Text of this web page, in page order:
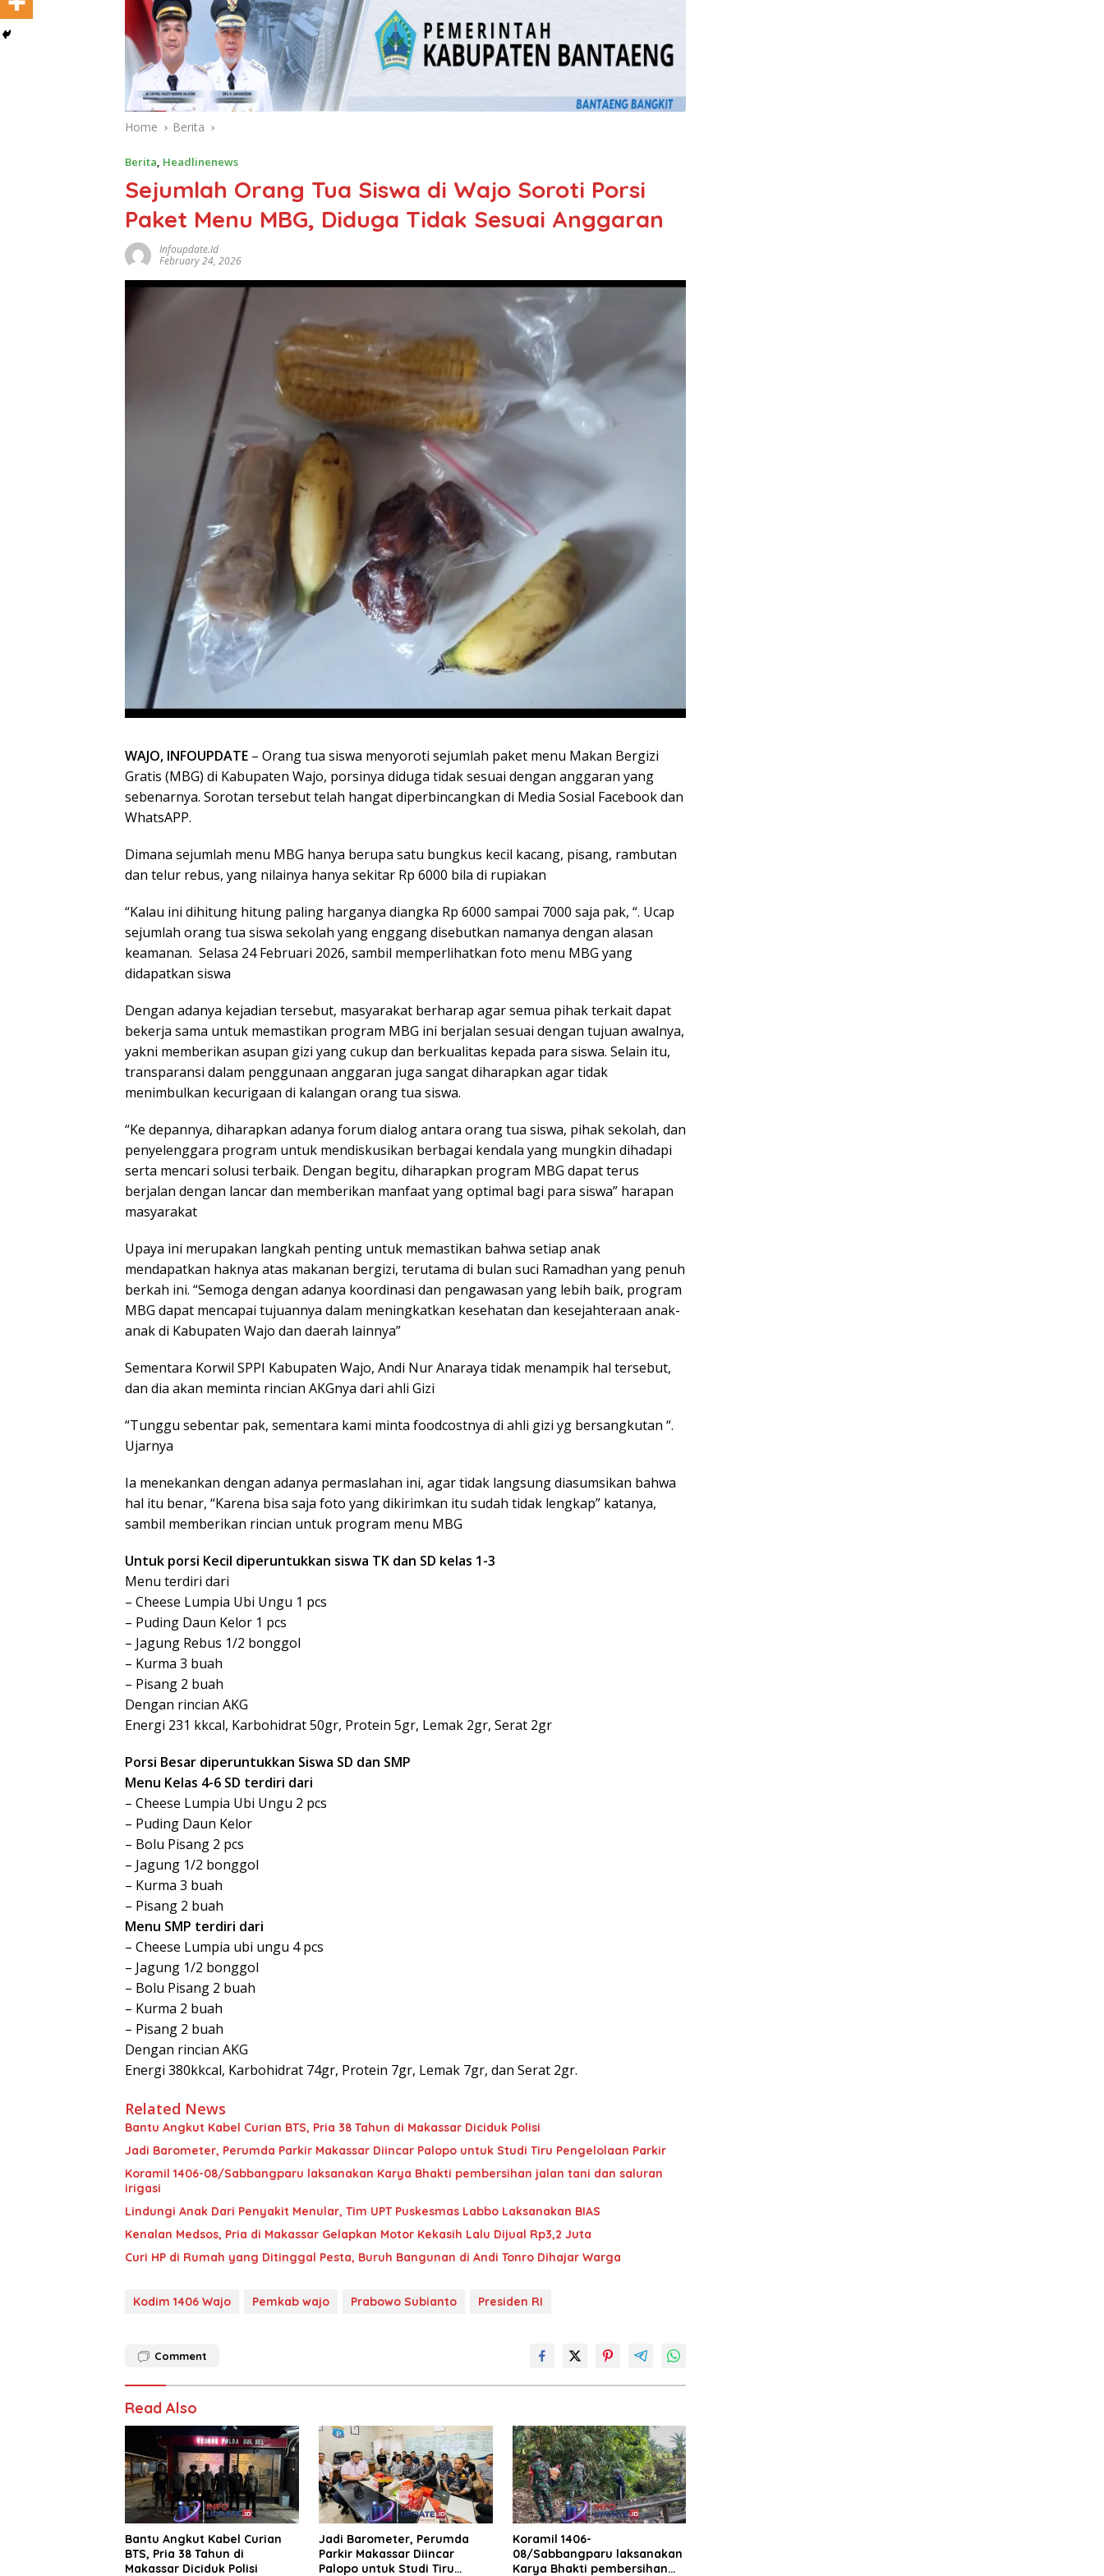
Home Berita
Berita, Headlinenews
Sejumlah Orang Tua Siswa di Wajo Soroti Porsi
Paket Menu MBG, Diduga Tidak Sesuai Anggaran
Infoupdate.id
February 24, 2026
WAJO, INFOUPDATE – Orang tua siswa menyoroti sejumlah paket menu Makan Bergizi
Gratis (MBG) di Kabupaten Wajo, porsinya diduga tidak sesuai dengan anggaran yang
sebenarnya. Sorotan tersebut telah hangat diperbincangkan di Media Sosial Facebook dan
WhatsAPP.
Dimana sejumlah menu MBG hanya berupa satu bungkus kecil kacang, pisang, rambutan
dan telur rebus, yang nilainya hanya sekitar Rp 6000 bila di rupiakan
“Kalau ini dihitung hitung paling harganya diangka Rp 6000 sampai 7000 saja pak, “. Ucap
sejumlah orang tua siswa sekolah yang enggang disebutkan namanya dengan alasan
keamanan. Selasa 24 Februari 2026, sambil memperlihatkan foto menu MBG yang
didapatkan siswa
Dengan adanya kejadian tersebut, masyarakat berharap agar semua pihak terkait dapat
bekerja sama untuk memastikan program MBG ini berjalan sesuai dengan tujuan awalnya,
yakni memberikan asupan gizi yang cukup dan berkualitas kepada para siswa. Selain itu,
transparansi dalam penggunaan anggaran juga sangat diharapkan agar tidak
menimbulkan kecurigaan di kalangan orang tua siswa.
“Ke depannya, diharapkan adanya forum dialog antara orang tua siswa, pihak sekolah, dan
penyelenggara program untuk mendiskusikan berbagai kendala yang mungkin dihadapi
serta mencari solusi terbaik. Dengan begitu, diharapkan program MBG dapat terus
berjalan dengan lancar dan memberikan manfaat yang optimal bagi para siswa” harapan
masyarakat
Upaya ini merupakan langkah penting untuk memastikan bahwa setiap anak
mendapatkan haknya atas makanan bergizi, terutama di bulan suci Ramadhan yang penuh
berkah ini. “Semoga dengan adanya koordinasi dan pengawasan yang lebih baik, program
MBG dapat mencapai tujuannya dalam meningkatkan kesehatan dan kesejahteraan anak-
anak di Kabupaten Wajo dan daerah lainnya”
Sementara Korwil SPPI Kabupaten Wajo, Andi Nur Anaraya tidak menampik hal tersebut,
dan dia akan meminta rincian AKGnya dari ahli Gizi
“Tunggu sebentar pak, sementara kami minta foodcostnya di ahli gizi yg bersangkutan “.
Ujarnya
Ia menekankan dengan adanya permaslahan ini, agar tidak langsung diasumsikan bahwa
hal itu benar, “Karena bisa saja foto yang dikirimkan itu sudah tidak lengkap” katanya,
sambil memberikan rincian untuk program menu MBG
Untuk porsi Kecil diperuntukkan siswa TK dan SD kelas 1-3
Menu terdiri dari
– Cheese Lumpia Ubi Ungu 1 pcs
– ⁠Puding Daun Kelor 1 pcs
– ⁠Jagung Rebus 1/2 bonggol
– ⁠Kurma 3 buah
– ⁠Pisang 2 buah
Dengan rincian AKG
Energi 231 kkcal, Karbohidrat 50gr, Protein 5gr, Lemak 2gr, Serat 2gr
Porsi Besar diperuntukkan Siswa SD dan SMP
Menu Kelas 4-6 SD terdiri dari
– Cheese Lumpia Ubi Ungu 2 pcs
– ⁠Puding Daun Kelor
– ⁠Bolu Pisang 2 pcs
– ⁠Jagung 1/2 bonggol
– ⁠Kurma 3 buah
– ⁠Pisang 2 buah
Menu SMP terdiri dari
– Cheese Lumpia ubi ungu 4 pcs
– ⁠Jagung 1/2 bonggol
– ⁠Bolu Pisang 2 buah
– ⁠Kurma 2 buah
– ⁠Pisang 2 buah
Dengan rincian AKG
Energi 380kkcal, Karbohidrat 74gr, Protein 7gr, Lemak 7gr, dan Serat 2gr.
Related News
Bantu Angkut Kabel Curian BTS, Pria 38 Tahun di Makassar Diciduk Polisi
Jadi Barometer, Perumda Parkir Makassar Diincar Palopo untuk Studi Tiru Pengelolaan Parkir
Koramil 1406-08/Sabbangparu laksanakan Karya Bhakti pembersihan jalan tani dan saluran
irigasi
Lindungi Anak Dari Penyakit Menular, Tim UPT Puskesmas Labbo Laksanakan BIAS
Kenalan Medsos, Pria di Makassar Gelapkan Motor Kekasih Lalu Dijual Rp3,2 Juta
Curi HP di Rumah yang Ditinggal Pesta, Buruh Bangunan di Andi Tonro Dihajar Warga
Kodim 1406 Wajo Pemkab wajo Prabowo Subianto Presiden RI
Comment
Read Also
Bantu Angkut Kabel Curian
BTS, Pria 38 Tahun di
Makassar Diciduk Polisi
Jadi Barometer, Perumda
Parkir Makassar Diincar
Palopo untuk Studi Tiru
Koramil 1406-
08/Sabbangparu laksanakan
Karya Bhakti pembersihan